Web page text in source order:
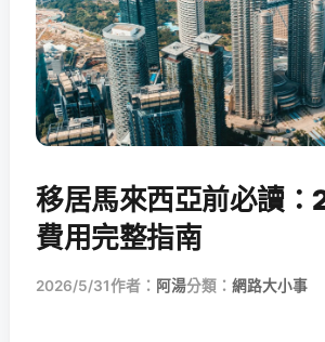
移居馬來西亞前必讀
費用完整指南
2026/5/31作者： 阿湯分類： 網路大小事